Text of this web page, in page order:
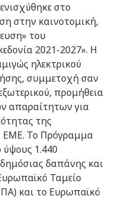
στο
στην καινοτομική,
του
2021-2027». Η
ηλεκτρικού
συμμετοχή σαν
προμήθεια
απαραίτητων για
της
ΕΜΕ. Το Πρόγραμμα
ύψους 1.440
δαπάνης και
Ταμείο
και το Ευρωπαϊκό